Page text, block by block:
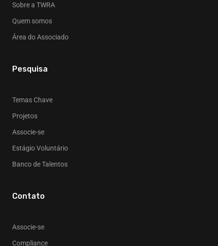
Sobre a TWRA
Quem somos
Área do Associado
Pesquisa
Temas Chave
Projetos
Associe-se
Estágio Voluntário
Banco de Talentos
Contato
Associe-se
Compliance